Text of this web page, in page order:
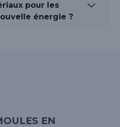
pour les
énergie ?
EN